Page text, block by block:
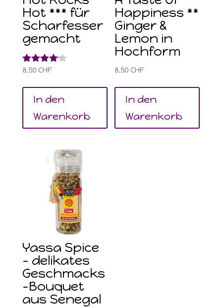
Hot *** für
Scharfesser
gemacht
Bewertet
4.00
von 5
8,50 CHF
In den
Warenkorb
Happiness **
Ginger &
Lemon in
Hochform
8,50 CHF
In den
Warenkorb
Yassa Spice
– delikates
Geschmacks
-Bouquet
aus Senegal